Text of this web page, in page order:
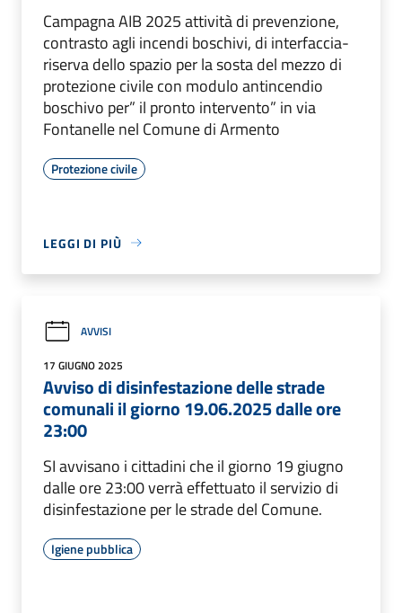
Campagna AIB 2025 attività di prevenzione,
contrasto agli incendi boschivi, di interfaccia-
riserva dello spazio per la sosta del mezzo di
protezione civile con modulo antincendio
boschivo per” il pronto intervento” in via
Fontanelle nel Comune di Armento
Protezione civile
LEGGI DI PIÙ
AVVISI
17 GIUGNO 2025
Avviso di disinfestazione delle strade
comunali il giorno 19.06.2025 dalle ore
23:00
SI avvisano i cittadini che il giorno 19 giugno
dalle ore 23:00 verrà effettuato il servizio di
disinfestazione per le strade del Comune.
Igiene pubblica